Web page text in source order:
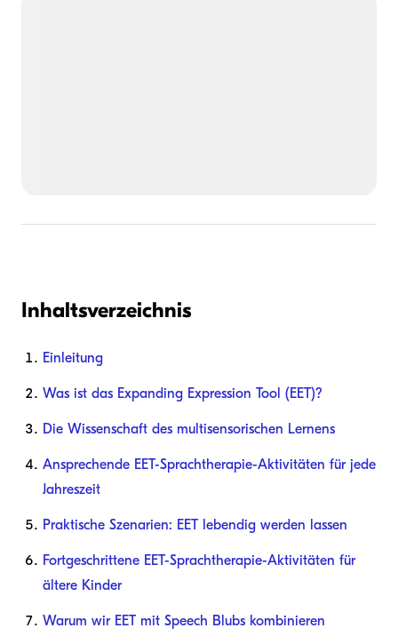
Inhaltsverzeichnis
Einleitung
Was ist das Expanding Expression Tool (EET)?
Die Wissenschaft des multisensorischen Lernens
Ansprechende EET-Sprachtherapie-Aktivitäten für jede
Jahreszeit
Praktische Szenarien: EET lebendig werden lassen
Fortgeschrittene EET-Sprachtherapie-Aktivitäten für
ältere Kinder
Warum wir EET mit Speech Blubs kombinieren